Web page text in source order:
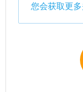
您会获取更多